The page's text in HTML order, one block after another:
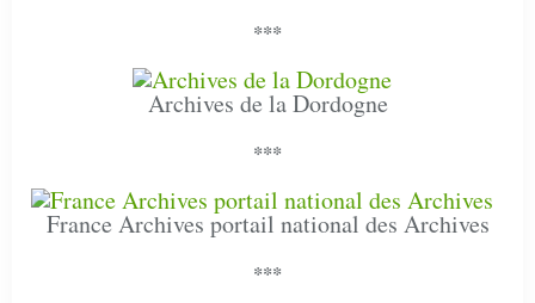
***
Archives de la Dordogne
***
France Archives portail national des Archives
***